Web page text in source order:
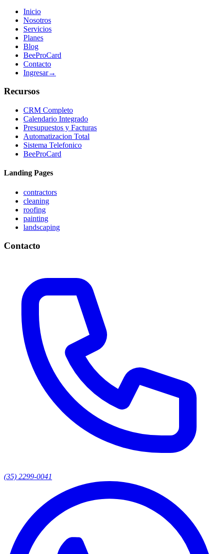
Inicio
Nosotros
Servicios
Planes
Blog
BeeProCard
Contacto
Ingresar→
Recursos
CRM Completo
Calendario Integrado
Presupuestos y Facturas
Automatizacion Total
Sistema Telefonico
BeeProCard
Landing Pages
contractors
cleaning
roofing
painting
landscaping
Contacto
(35) 2299-0041